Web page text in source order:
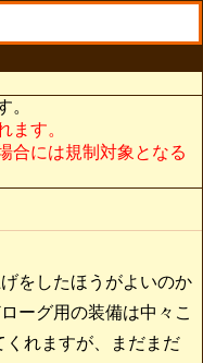
。
ます。
合には規制対象となる
をしたほうがよいのか
ーグ用の装備は中々こ
れますが、まだまだ